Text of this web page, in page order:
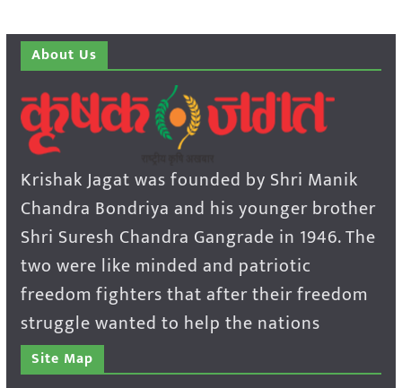
About Us
Krishak Jagat was founded by Shri Manik
Chandra Bondriya and his younger brother
Shri Suresh Chandra Gangrade in 1946. The
two were like minded and patriotic
freedom fighters that after their freedom
struggle wanted to help the nations
Site Map